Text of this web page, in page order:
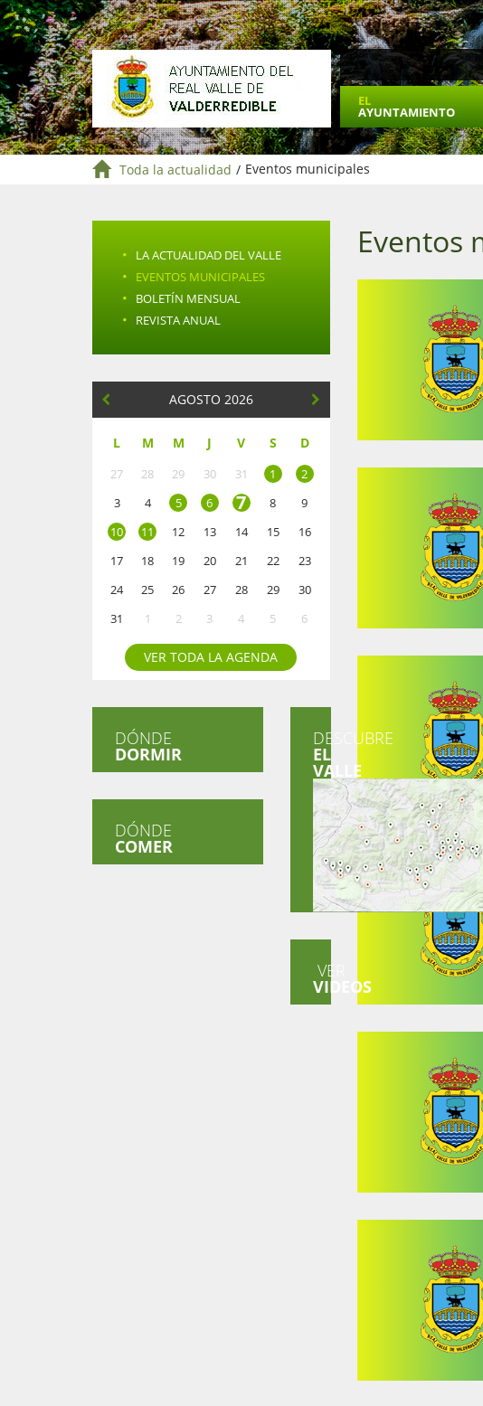
EL
AYUNTAMIENTO
Toda la actualidad / Eventos municipales
Eventos
· LA ACTUALIDAD DEL VALLE
· EVENTOS MUNICIPALES
· BOLETÍN MENSUAL
· REVISTA ANUAL
AGOSTO 2026
L M M J V S D
27 28 29 30 31 1
2
3
4 5 6 7 8
9
10
11 12 13 14 15
16
17
18 19 20 21 22
23
24
25 26 27 28 29
30
31
1 2 3 4 5 6
VER TODA LA AGENDA
DÓNDE
DORMIR
DÓNDE
COMER
DESCUBRE
EL
VALLE
VER
VIDEOS